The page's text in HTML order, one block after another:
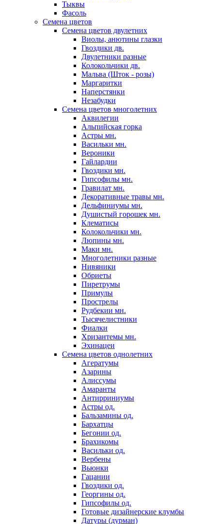
Тыквы
Фасоль
Семена цветов
Семена цветов двулетних
Виолы, анютины глазки
Гвоздики дв.
Двулетники разные
Колокольчики дв.
Мальва (Шток - розы)
Маргаритки
Наперстянки
Незабудки
Семена цветов многолетних
Аквилегии
Альпийская горка
Астры мн.
Васильки мн.
Вероники
Гайлардии
Гвоздики мн.
Гипсофилы мн.
Гравилат мн.
Декоративные травы мн.
Дельфиниумы мн.
Душистый горошек мн.
Клематисы
Колокольчики мн.
Люпины мн.
Маки мн.
Многолетники разные
Нивяники
Обриеты
Пиретрумы
Примулы
Прострелы
Рудбекии мн.
Тысячелистники
Фиалки
Хризантемы мн.
Эхинацеи
Семена цветов однолетних
Агератумы
Азарины
Алиссумы
Амаранты
Антирриниумы
Астры од.
Бальзамины од.
Бархатцы
Бегонии од.
Брахикомы
Васильки од.
Вербены
Вьюнки
Гацании
Гвоздики од.
Георгины од.
Гипсофилы од.
Готовые дизайнерские клумбы
Датуры (дурман)